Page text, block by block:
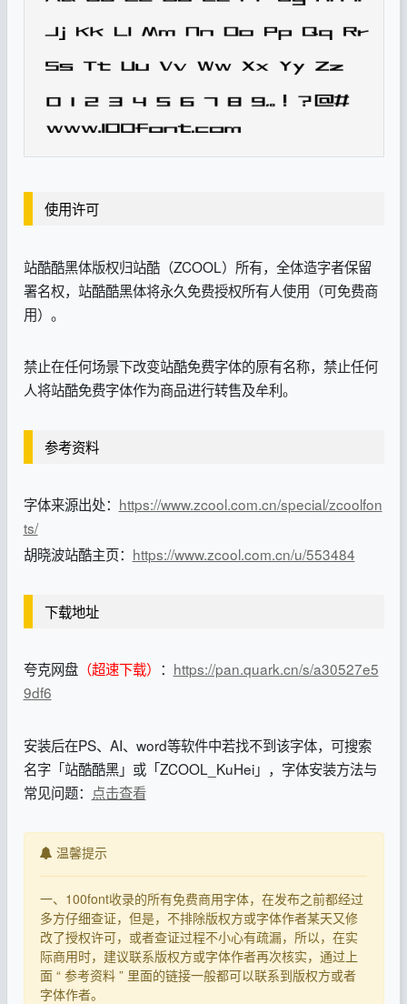
使用许可
站酷酷黑体版权归站酷（ZCOOL）所有，全体造字者保留
署名权，站酷酷黑体将永久免费授权所有人使用（可免费商
用）。
禁止在任何场景下改变站酷免费字体的原有名称，禁止任何
人将站酷免费字体作为商品进行转售及牟利。
参考资料
字体来源出处： https://www.zcool.com.cn/special/zcoolfon
ts/
胡晓波站酷主页： https://www.zcool.com.cn/u/553484
下载地址
夸克网盘（超速下载） ： https://pan.quark.cn/s/a30527e5
9df6
安装后在PS、AI、word等软件中若找不到该字体，可搜索
名字「站酷酷黑」或「ZCOOL_KuHei」，字体安装方法与
常见问题： 点击查看
温馨提示
一、100font收录的所有免费商用字体，在发布之前都经过
多方仔细查证，但是，不排除版权方或字体作者某天又修
改了授权许可，或者查证过程不小心有疏漏，所以，在实
际商用时，建议联系版权方或字体作者再次核实，通过上
面 “ 参考资料 ” 里面的链接一般都可以联系到版权方或者
字体作者。